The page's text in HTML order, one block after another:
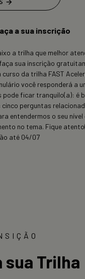
a sua inscrição
a trilha que melhor
sua inscrição
curso da trilha FAST
você responderá a
pode ficar tranquilo(a): é
cinco perguntas
entendermos o seu nível
no tema. Fique
até 04/07
sua Trilha